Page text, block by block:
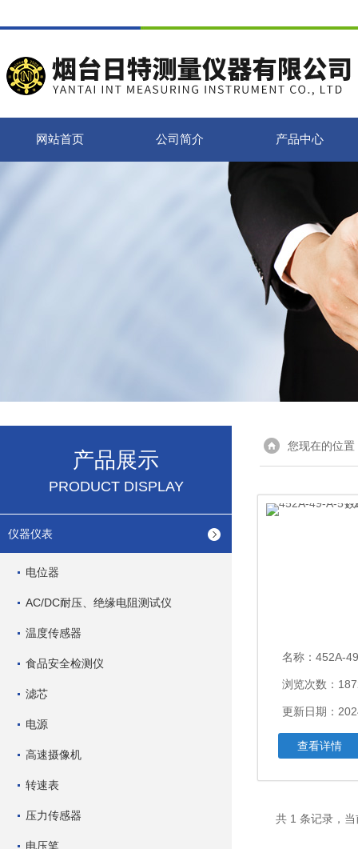
网站首页 公司简介 产品中心
产品展示
PRODUCT DISPLAY
仪器仪表
电位器
AC/DC耐压、绝缘电阻测试仪
温度传感器
食品安全检测仪
滤芯
电源
高速摄像机
转速表
压力传感器
电压笔
您现在的位置
名称： 452A-49-A-5T-
浏览次数：
更新日期：
查看详情
共 1 条记录，